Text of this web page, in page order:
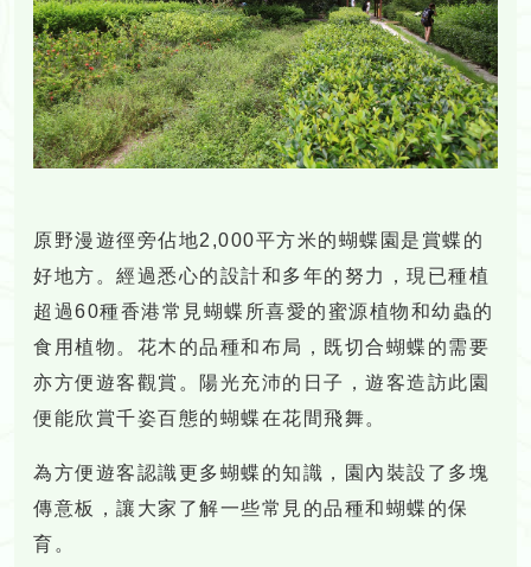
原野漫遊徑旁佔地2,000平方米的蝴蝶園是賞蝶的
好地方。經過悉心的設計和多年的努力，現已種植
超過60種香港常見蝴蝶所喜愛的蜜源植物和幼蟲的
食用植物。花木的品種和布局，既切合蝴蝶的需要
亦方便遊客觀賞。陽光充沛的日子，遊客造訪此園
便能欣賞千姿百態的蝴蝶在花間飛舞。
為方便遊客認識更多蝴蝶的知識，園內裝設了多塊
傳意板，讓大家了解一些常見的品種和蝴蝶的保
育。